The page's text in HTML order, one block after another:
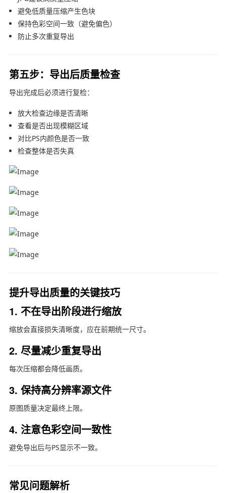
避免低质量压缩产生色块
保持色彩空间一致（避免偏色）
防止多次重复导出
第五步：导出后质量检查
导出完成后必须进行复检：
放大检查边缘是否清晰
查看是否出现模糊区域
对比PS内颜色是否一致
检查整体是否失真
提升导出质量的关键技巧
1. 不在导出阶段进行缩放
缩放会直接损失清晰度，应在前期统一尺寸。
2. 尽量减少重复导出
每次压缩都会降低画质。
3. 保持高分辨率源文件
原图质量决定最终上限。
4. 注意色彩空间一致性
避免导出后与PS显示不一致。
常见问题解析